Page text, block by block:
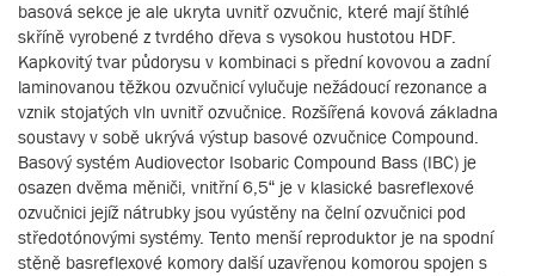
basová sekce je ale ukryta uvnitř ozvučnic, které mají štíhlé
skříně vyrobené z tvrdého dřeva s vysokou hustotou HDF.
Kapkovitý tvar půdorysu v kombinaci s přední kovovou a zadní
laminovanou těžkou ozvučnicí vylučuje nežádoucí rezonance a
vznik stojatých vln uvnitř ozvučnice. Rozšířená kovová základna
soustavy v sobě ukrývá výstup basové ozvučnice Compound.
Basový systém Audiovector Isobaric Compound Bass (IBC) je
osazen dvěma měniči, vnitřní 6,5“ je v klasické basreflexové
ozvučnici jejíž nátrubky jsou vyústěny na čelní ozvučnici pod
středotónovými systémy. Tento menší reproduktor je na spodní
stěně basreflexové komory další uzavřenou komorou spojen s